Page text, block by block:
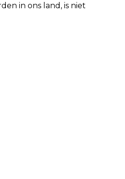
in ons land, is niet